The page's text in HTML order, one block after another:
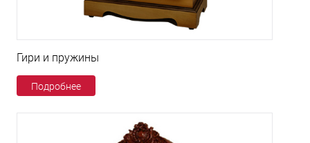
Гири и пружины
Подробнее